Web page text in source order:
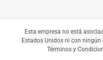
Esta empresa no está
Estados Unidos ni con
Términos y